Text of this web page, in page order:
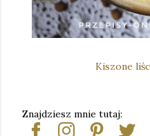
Kiszone
Znajdziesz mnie tutaj: